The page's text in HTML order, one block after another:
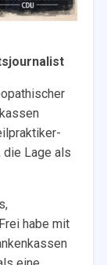
die Lage als
habe mit